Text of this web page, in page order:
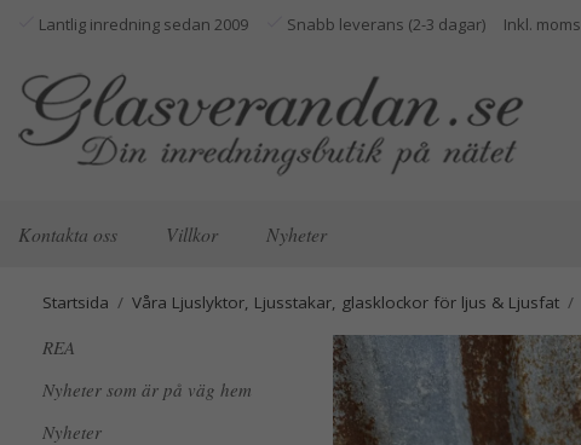
Lantlig inredning sedan 2009 Snabb leverans (2-3 dagar)
Kontakta oss Villkor Nyheter
Startsida / Våra Ljuslyktor, Ljusstakar, glasklockor för ljus & Ljusfat /
REA
Nyheter som är på väg hem
Nyheter